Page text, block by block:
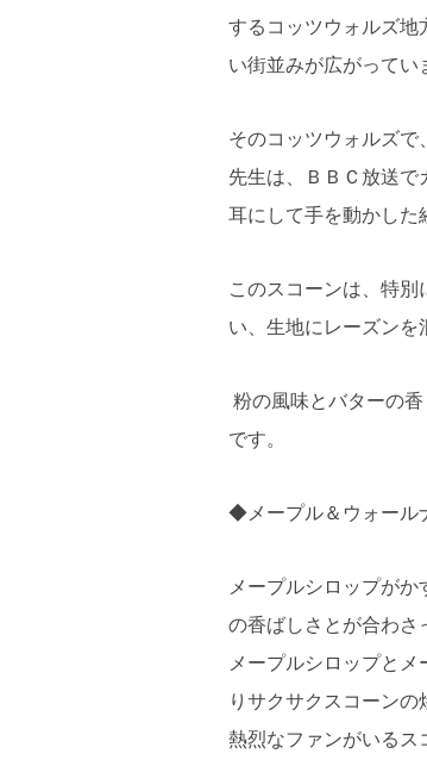
するコッツウォルズ
い街並みが広がってい
そのコッツウォルズで
先生は、ＢＢＣ放送
耳にして手を動かした
このスコーンは、特
い、生地にレーズンを
粉の風味とバターの
です。
◆メープル＆ウォール
メープルシロップが
の香ばしさとが合わさ
メープルシロップと
りサクサクスコーンの
熱烈なファンがいるス